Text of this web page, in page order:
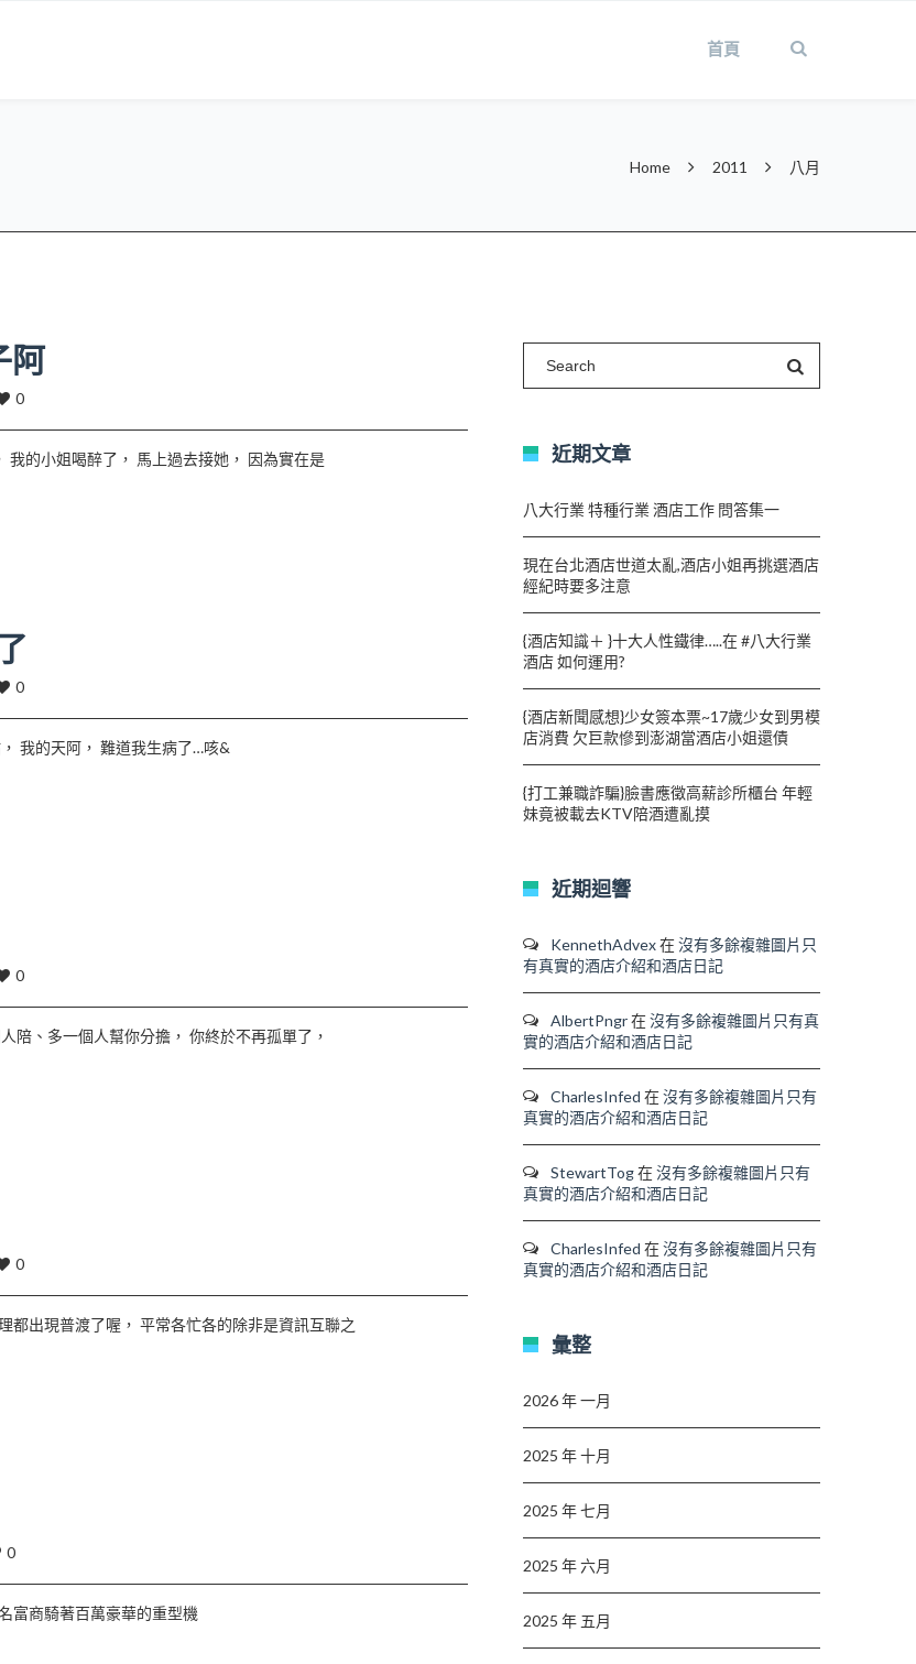
首頁
Home 2011 八月
阿
0
的小姐喝醉了， 馬上過去接她， 因為實在是
0
我的天阿， 難道我生病了…咳&
0
陪、多一個人幫你分擔， 你終於不再孤單了，
0
都出現普渡了喔， 平常各忙各的除非是資訊互聯之
0
富商騎著百萬豪華的重型機
近期文章
八大行業 特種行業 酒店工作 問答集一
現在台北酒店世道太亂,酒店小姐再挑選酒店
經紀時要多注意
{酒店知識＋ }十大人性鐵律…..在 #八大行業
酒店 如何運用?
{酒店新聞感想}少女簽本票~17歲少女到男模
店消費 欠巨款慘到澎湖當酒店小姐還債
{打工兼職詐騙}臉書應徵高薪診所櫃台 年輕
妹竟被載去KTV陪酒遭亂摸
近期迴響
KennethAdvex在沒有多餘複雜圖片只
有真實的酒店介紹和酒店日記
AlbertPngr在沒有多餘複雜圖片只有真
實的酒店介紹和酒店日記
CharlesInfed 在沒有多餘複雜圖片只有
真實的酒店介紹和酒店日記
StewartTog在沒有多餘複雜圖片只有
真實的酒店介紹和酒店日記
CharlesInfed 在沒有多餘複雜圖片只有
真實的酒店介紹和酒店日記
彙整
2026 年 一月
2025 年 十月
2025 年 七月
2025 年 六月
2025 年 五月